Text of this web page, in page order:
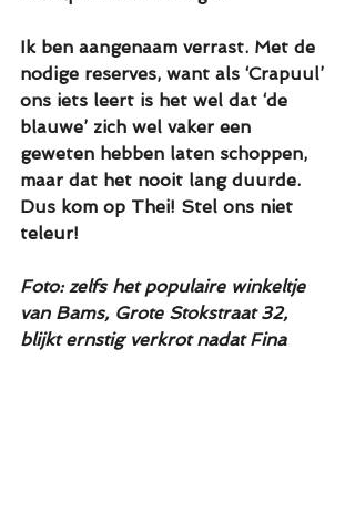
Ik ben aangenaam verrast. Met de
nodige reserves, want als ‘Crapuul’
ons iets leert is het wel dat ‘de
blauwe’ zich wel vaker een
geweten hebben laten schoppen,
maar dat het nooit lang duurde.
Dus kom op Thei! Stel ons niet
teleur!
Foto: zelfs het populaire winkeltje
van Bams, Grote Stokstraat 32,
blijkt ernstig verkrot nadat Fina